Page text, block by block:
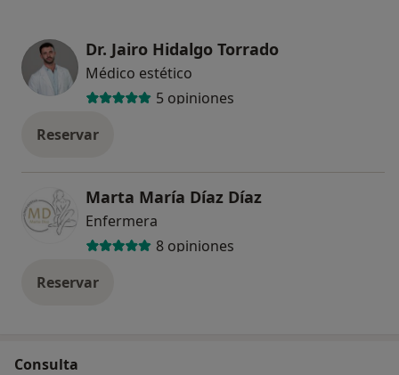
Dr. Jairo Hidalgo Torrado
Médico estético
5 opiniones
Reservar
Marta María Díaz Díaz
Enfermera
8 opiniones
Reservar
Consulta